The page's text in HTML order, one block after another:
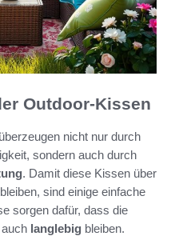
Outdoor-Kissen
nicht nur durch
sondern auch durch
. Damit diese Kissen über
sind einige einfache
sorgen dafür, dass die
langlebig bleiben.